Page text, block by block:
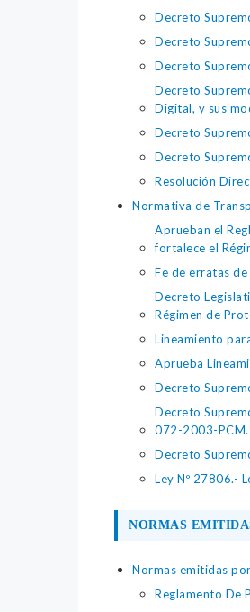
Decreto
Decreto
Decreto
Decreto
Digital, y sus
Decreto
Decreto
Resolución
Normativa de
Aprueban el
fortalece el
Fe de erratas
Decreto
Régimen de
Lineamiento
Aprueba
Decreto
Decreto
072-2003-PCM.
Decreto
Ley Nº 27806.-
NORMAS
Normas emitidas
Reglamento De